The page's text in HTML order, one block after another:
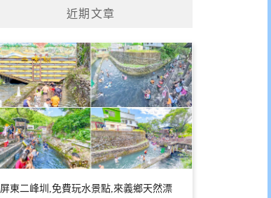
近期文章
屏東二峰圳,免費玩水景點,來義鄉天然漂